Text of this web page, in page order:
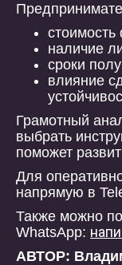
наличие
сроки
влияние
Грамотный
выбрать
поможет
Для
напрямую в
Также можно
WhatsApp:
АВТОР: